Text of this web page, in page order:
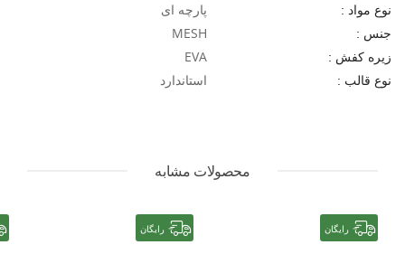
نوع مواد : پارچه ای
جنس : MESH
زیره کفش : EVA
نوع قالب : استاندارد
محصولات مشابه
رایگان رایگان